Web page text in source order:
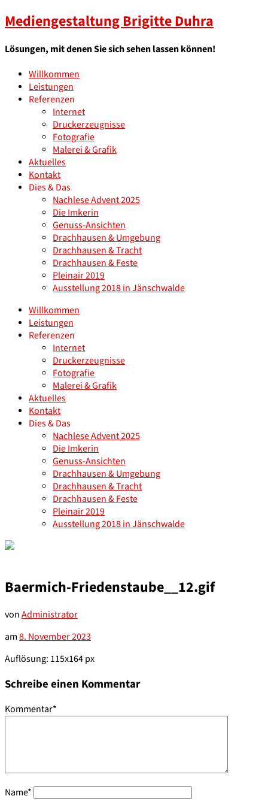
Mediengestaltung Brigitte Duhra
Lösungen, mit denen Sie sich sehen lassen können!
Willkommen
Leistungen
Referenzen
Internet
Druckerzeugnisse
Fotografie
Malerei & Grafik
Aktuelles
Kontakt
Dies & Das
Nachlese Advent 2025
Die Imkerin
Genuss-Ansichten
Drachhausen & Umgebung
Drachhausen & Tracht
Drachhausen & Feste
Pleinair 2019
Ausstellung 2018 in Jänschwalde
Willkommen
Leistungen
Referenzen
Internet
Druckerzeugnisse
Fotografie
Malerei & Grafik
Aktuelles
Kontakt
Dies & Das
Nachlese Advent 2025
Die Imkerin
Genuss-Ansichten
Drachhausen & Umgebung
Drachhausen & Tracht
Drachhausen & Feste
Pleinair 2019
Ausstellung 2018 in Jänschwalde
Baermich-Friedenstaube__12.gif
vonAdministrator
am8. November 2023
Auflösung: 115x164 px
Schreibe einen Kommentar
Kommentar*
Name*